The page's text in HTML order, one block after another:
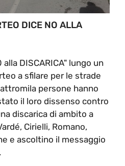
DICE NO ALLA
alla DISCARICA" lungo un
a sfilare per le strade
persone hanno
il loro dissenso contro
discarica di ambito a
Cirielli, Romano,
e ascoltino il messaggio